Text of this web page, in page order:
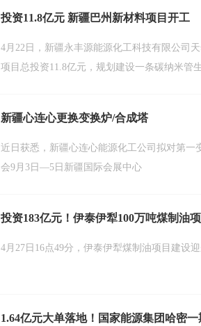
投资11.8亿元 新疆巴州新材料项目开工
4月22日，新疆永丰源能源化工科技有限公司
项目总投资11.8亿元，规划建设一条碳纳米
新疆心连心更换变换炉/合成塔
近日获悉，新疆心连心能源化工公司拟对第一
会9月3日—5日新疆国际会展中心
投资183亿元！伊泰伊犁100万吨煤制油
4月27日16点49分，伊泰伊犁煤制油项目建设
1.64亿元大单落地！国家能源集团哈密